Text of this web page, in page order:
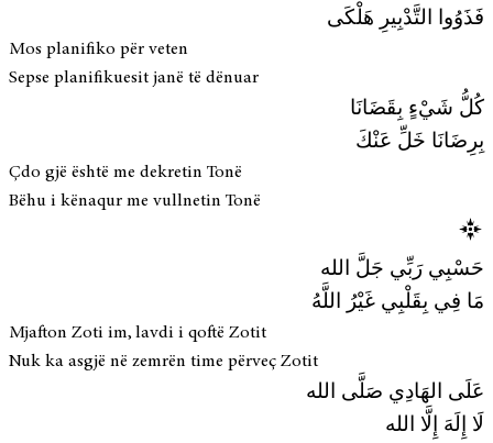
فَذَوُوا التَّدْبِيرِ هَلْكَى
Mos planifiko për veten
Sepse planifikuesit janë të dënuar
كُلُّ شَيْءٍ بِقَضَانَا
بِرِضَانَا خَلِّ عَنْكَ
Çdo gjë është me dekretin Tonë
Bëhu i kënaqur me vullnetin Tonë
حَسْبِي رَبِّي جَلَّ الله
مَا فِي بِقَلْبِي غَيْرُ اللَّهُ
Mjafton Zoti im, lavdi i qoftë Zotit
Nuk ka asgjë në zemrën time përveç Zotit
عَلَى الهَادِي صَلَّى الله
لَا إِلَهَ إِلَّا الله